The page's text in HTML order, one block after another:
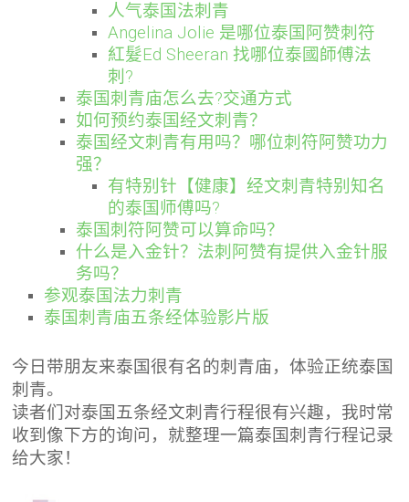
人气泰国法刺青
Angelina Jolie 是哪位泰国阿赞刺符
紅髮Ed Sheeran 找哪位泰國師傅法
刺?
泰国刺青庙怎么去?交通方式
如何预约泰国经文刺青？
泰国经文刺青有用吗？哪位刺符阿赞功力
强？
有特别针【健康】经文刺青特别知名
的泰国师傅吗?
泰国刺符阿赞可以算命吗？
什么是入金针？法刺阿赞有提供入金针服
务吗？
参观泰国法力刺青
泰国刺青庙五条经体验影片版
今日带朋友来泰国很有名的刺青庙，体验正统泰国
刺青。
读者们对泰国五条经文刺青行程很有兴趣，我时常
收到像下方的询问，就整理一篇泰国刺青行程记录
给大家！